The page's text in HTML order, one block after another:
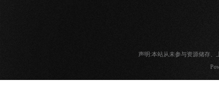
声明:本站从未参与资源储存、